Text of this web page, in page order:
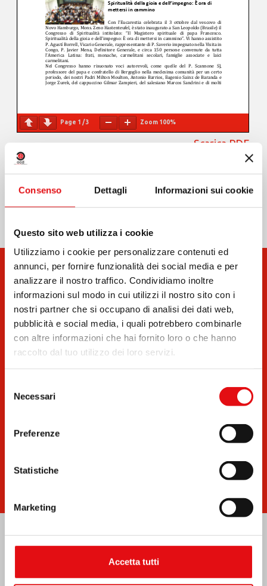
Consenso Dettagli Informazioni sui cookie
Questo sito web utilizza i cookie
Utilizziamo i cookie per personalizzare contenuti ed
annunci, per fornire funzionalità dei social media e per
analizzare il nostro traffico. Condividiamo inoltre
informazioni sul modo in cui utilizzi il nostro sito con i
nostri partner che si occupano di analisi dei dati web,
pubblicità e social media, i quali potrebbero combinarle
con altre informazioni che hai fornito loro o che hanno
raccolto dal tuo utilizzo dei loro servizi.
delNecessari
Preferenze
Statistiche
Marketing
Accetta tutti
Page 1 /3 Zoom 100%
Scarica PDF
Scrivici